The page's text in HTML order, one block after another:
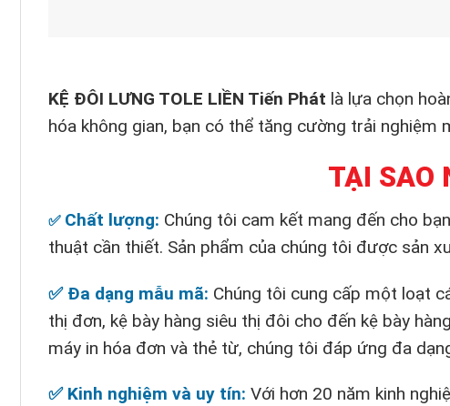
KỆ ĐÔI LƯNG TOLE LIỀN Tiến Phát là lựa chọn
hóa không gian, bạn có thể tăng cường trải nghiệm
TẠI SAO
✅ Chất lượng: Chúng tôi cam kết mang đến cho
thuật cần thiết. Sản phẩm của chúng tôi được sản
✅ Đa dạng mẫu mã: Chúng tôi cung cấp một loạt
thị đơn, kệ bày hàng siêu thị đôi cho đến kệ bày
máy in hóa đơn và thẻ từ, chúng tôi đáp ứng đa
✅ Kinh nghiệm và uy tín: Với hơn 20 năm kinh